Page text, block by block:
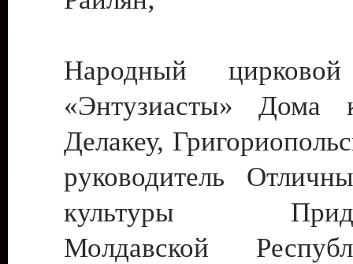
Народный цирковой
«Энтузиасты» Дома
Делакеу,
руководитель
культуры
Молдавской